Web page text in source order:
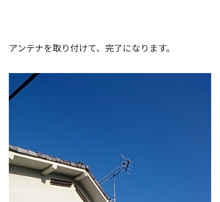
アンテナを取り付けて、完了になります。